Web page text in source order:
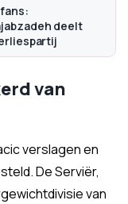
deelt
van
verslagen en
De Serviër,
van